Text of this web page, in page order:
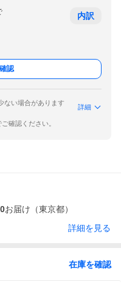
内訳
認
ない場合があります
詳細
確認ください。
お届け（東京都）
詳細を見る
在庫を確認